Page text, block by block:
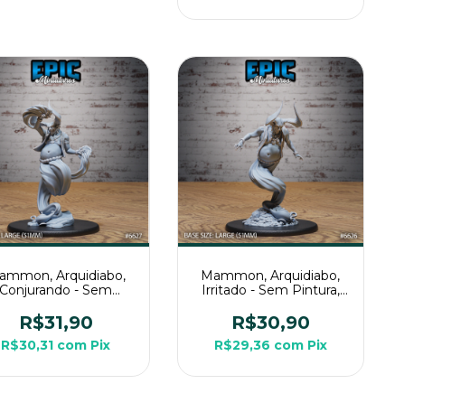
Arquidiabo,
Conjurando - Sem
Grande Para Rpg
R$31,90
R$30,31 com Pix
Mammon, Arquidiabo,
Irritado - Sem Pintura,
Para Rpg
R$30,90
R$29,36 com Pix